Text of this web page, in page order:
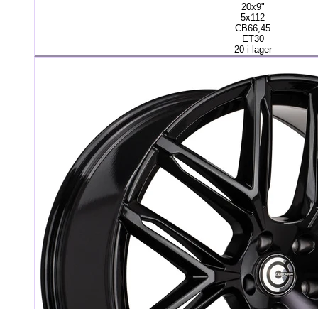
20x9"
5x112
CB66,45
ET30
20 i lager